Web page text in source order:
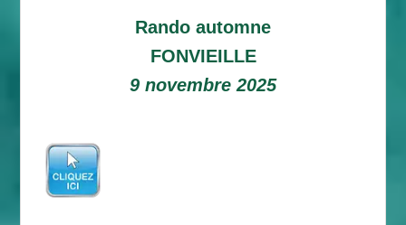
Rando automne
FONVIEILLE
9 novembre 2025